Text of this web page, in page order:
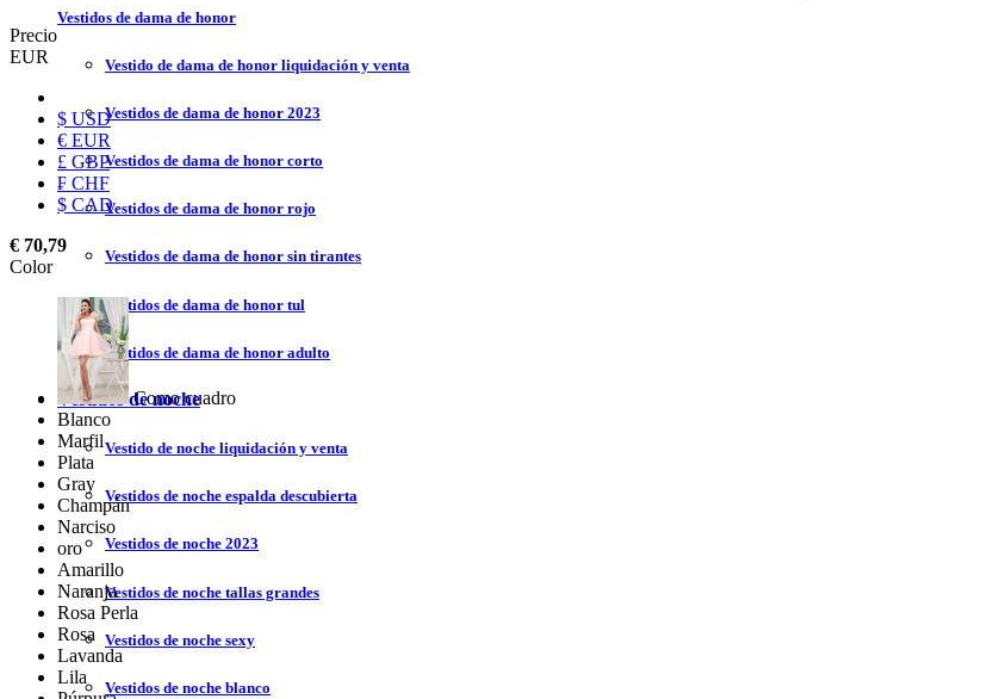
Vestidos de dama de honor
Vestido de dama de honor liquidación y venta
Vestidos de dama de honor 2023
Vestidos de dama de honor corto
Vestidos de dama de honor rojo
Vestidos de dama de honor sin tirantes
Vestidos de dama de honor tul
Vestidos de dama de honor adulto
Vestidos de noche
Vestido de noche liquidación y venta
Vestidos de noche espalda descubierta
Vestidos de noche 2023
Vestidos de noche tallas grandes
Vestidos de noche sexy
Vestidos de noche blanco
Precio
EUR
$ USD
€ EUR
£ GBP
₣ CHF
$ CAD
€ 70,79
Color
Como cuadro
Blanco
Marfil
Plata
Gray
Champán
Narciso
oro
Amarillo
Naranja
Rosa Perla
Rosa
Lavanda
Lila